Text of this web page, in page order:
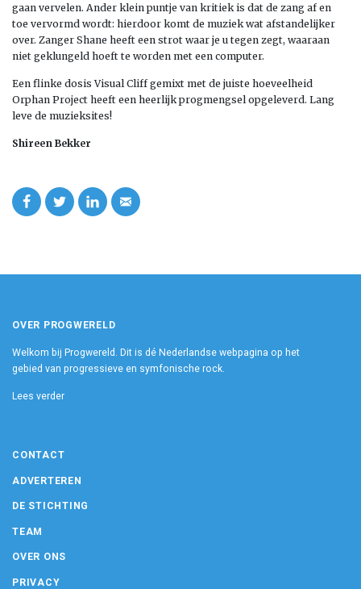
gaan vervelen. Ander klein puntje van kritiek is dat de zang af en
toe vervormd wordt: hierdoor komt de muziek wat afstandelijker
over. Zanger Shane heeft een strot waar je u tegen zegt, waaraan
niet geklungeld hoeft te worden met een computer.
Een flinke dosis Visual Cliff gemixt met de juiste hoeveelheid
Orphan Project heeft een heerlijk progmengsel opgeleverd. Lang
leve de muzieksites!
Shireen Bekker
OVER PROGWERELD
Welkom bij Progwereld. Dit is dé Nederlandse webpagina op het
gebied van progressieve en symfonische rock.
Lees verder
CONTACT
ADVERTEREN
DE STICHTING
TEAM
OVER ONS
PRIVACY